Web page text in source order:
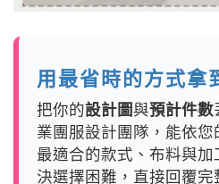
用最省時的方式拿
把你的設計圖與預計件數
業團服設計團隊，能依
最適合的款式、布料與
決選擇困難，直接回覆完